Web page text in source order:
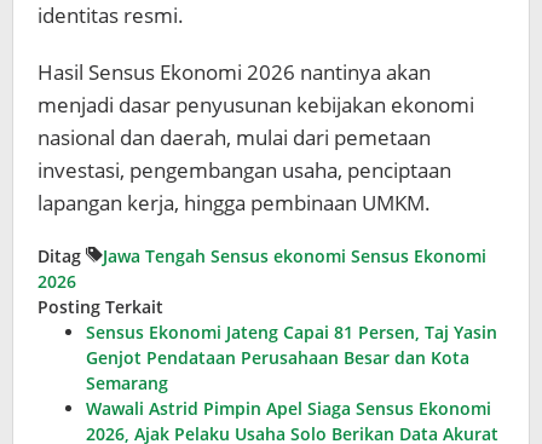
identitas resmi.
Hasil Sensus Ekonomi 2026 nantinya akan
menjadi dasar penyusunan kebijakan ekonomi
nasional dan daerah, mulai dari pemetaan
investasi, pengembangan usaha, penciptaan
lapangan kerja, hingga pembinaan UMKM.
Ditag Jawa Tengah Sensus ekonomi Sensus Ekonomi
2026
Posting Terkait
Sensus Ekonomi Jateng Capai 81 Persen, Taj Yasin
Genjot Pendataan Perusahaan Besar dan Kota
Semarang
Wawali Astrid Pimpin Apel Siaga Sensus Ekonomi
2026, Ajak Pelaku Usaha Solo Berikan Data Akurat